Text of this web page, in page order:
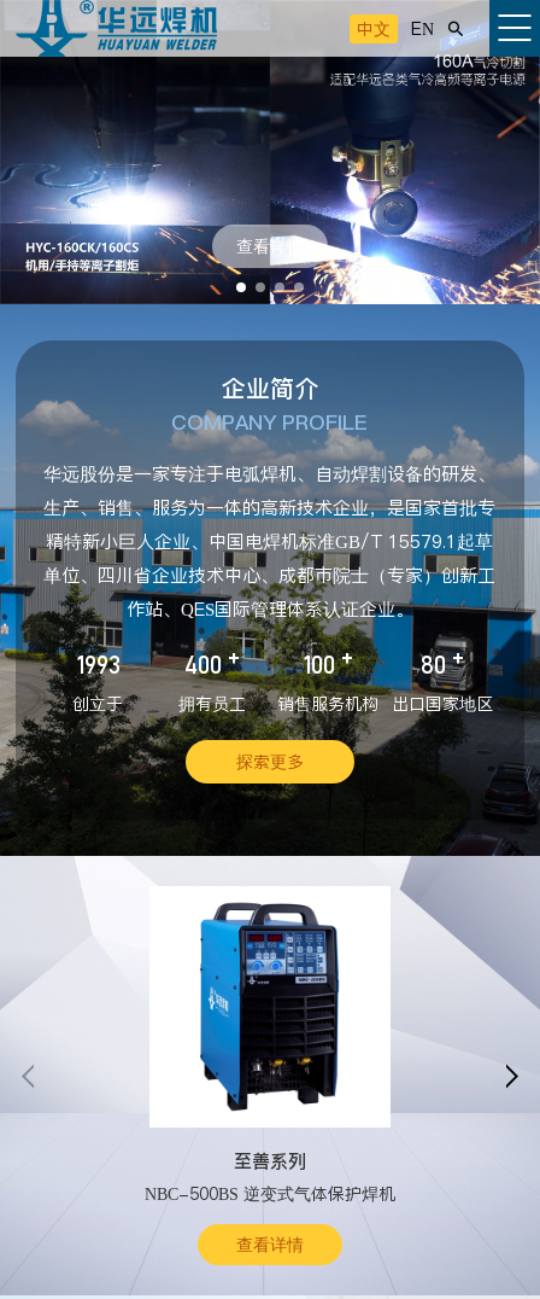
中文 EN 
查看详情
企业简介
COMPANY PROFILE
华远股份是一家专注于电弧焊机、自动焊割设备的研发、
生产、销售、服务为一体的高新技术企业，是国家首批专
精特新小巨人企业、中国电焊机标准GB/T 15579.1起草
单位、四川省企业技术中心、成都市院士（专家）创新工
作站、QES国际管理体系认证企业。
1993
创立于
400 +
拥有员工
100 +
销售服务机构
80 +
出口国家地区
探索更多
至善系列
NBC-500BS 逆变式气体保护焊机
查看详情
 